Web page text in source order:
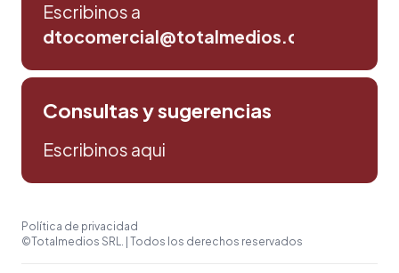
Escribinos a
dtocomercial@totalmedios.com
Consultas y sugerencias
Escribinos aqui
Política de privacidad
©Totalmedios SRL. | Todos los derechos reservados